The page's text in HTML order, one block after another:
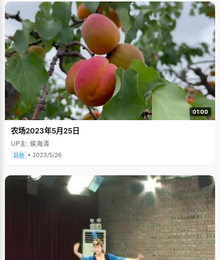
妈一直教育他，要努力完成今天的事，复习以前的知识，预习以后的知
识，"看书学习不管多少，关键是做事情时候的认真和专注态度"，刘逸帆
说，"我做作业的时候基本看顾不到周围发生的事情，心里很静，效率特别
高"。 除了老师点名要检查笔记的科目，刘逸帆几乎从来不记笔记，"我从小
到大都没有笔记本，有时候还要跟同学借笔记来复习"，刘逸帆认为记笔记太
浪费时间，分散精力，他指了指自己的脑袋，"上课全靠它记忆了，要全神贯
注的听课，尽量将老师将的知识点全部理解吸收，思考称为自己的知识，只
有这样才不容易忘记。"他觉得，记笔记会产生依赖，不好好听课了。听他这
么说，似乎也有些道理。 逼出来的状元 说刘逸帆的状元是被逼出来的一点也
不夸张。尽管从小到大成绩一直名列年级前五，但正值青春期的刘逸帆难免
有些躁动和叛逆的情绪，对高考产生了反感情绪，"我觉得用高三一年的时间
来复习已经学过的知识挺没意思的，为了逃避高考，也学点新东西，我给自
己找了点事干，报名参加了数学、物理、生物和化学四项竞赛。"学校里没有
专门负责竞赛的老师，竞赛知识全部都得靠自学。刘逸帆拿出了前所未有的
认真和毅力，从书店搬回来一大堆资料，每天下午6：00下课回家，很快的
每门两个小时，几乎每天都是凌晨一两点才睡，第二天早上5：00准时起床
是全区唯一一个被报送清华大学的学生。刘逸帆回想起自己当初的那股韧
劲，小有自豪的说，"当时全靠毅力坚持了下来，想着要考一个好的大学，开
高考会不会太可惜了，说不定能考个状元呢，试一试也好吧"。爸爸妈妈也都
表示一致赞同，如果可以考上状元，刘逸帆还有机会选择自己最喜欢的专
业。"革命还未胜利，同志仍需努力"，面对那么多期盼的眼神，刘逸帆无奈
又投入到高考的复习队伍中。"在复习的时候，发现自己还有很多知识欠缺，
越复习越心虚谨慎，高三下学期，我真的很认真努力的学了很多东西"，刘逸
帆觉得最开心的不是考了状元，而是在高考的最后阶段，跟同学们一起努
力，建立了很好的朋友关系，尤其是他将自己经历竞赛积累的经验帮助别人
时候的那种高兴和满足感，至今仍不能忘怀。 音乐是人生的信仰 刘逸帆对音
乐有着天生的偏爱，他小时候身体不太好，不能做剧烈的运动，妈妈就说，
那你学点乐器吧。于是刘逸帆五岁开始接触电子琴，一下子犹如鸟儿找到了
天空，鱼儿看到了河流的感觉。之后，他先后学习了钢琴、吉他、贝司等等
01:00
农场2023年5月25日
UP主: 侯海涛
跃胜 • 2023/5/26